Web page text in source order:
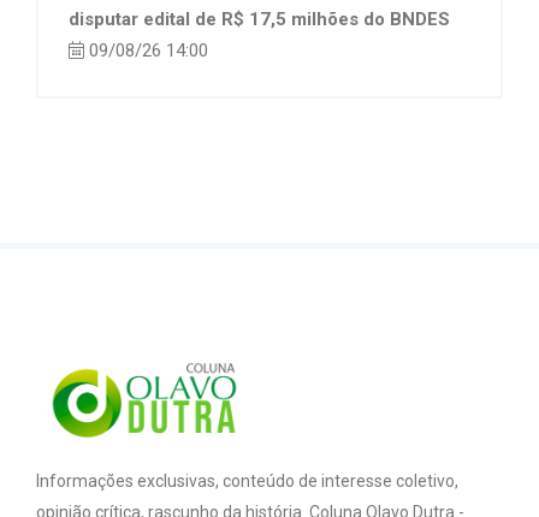
disputar edital de R$ 17,5 milhões do BNDES
09/08/26 14:00
Informações exclusivas, conteúdo de interesse coletivo,
opinião crítica, rascunho da história. Coluna Olavo Dutra -